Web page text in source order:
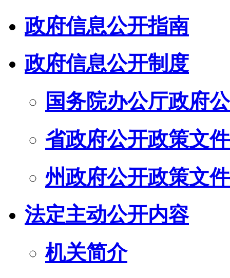
政府信息公开指南
政府信息公开制度
国务院办公厅政府
省政府公开政策文件
州政府公开政策文件
法定主动公开内容
机关简介